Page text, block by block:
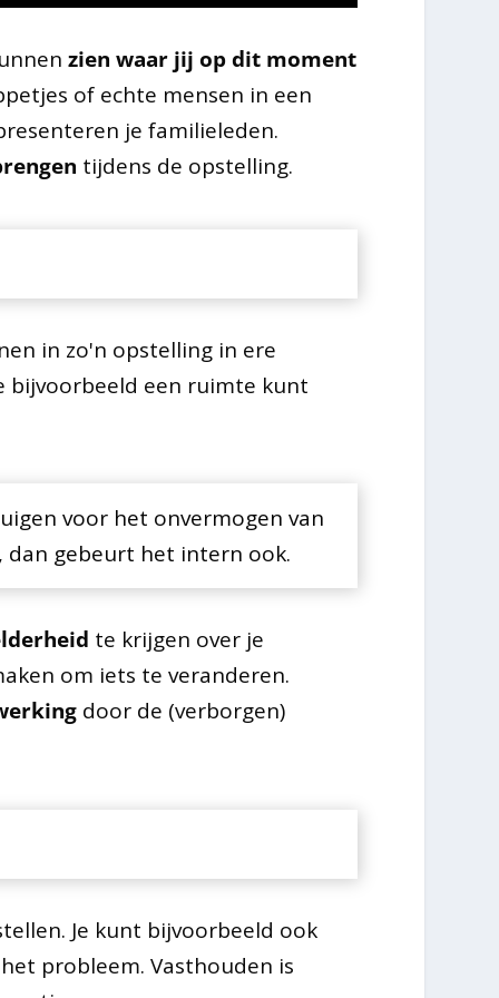
zien waar jij op dit moment
of echte mensen in een
je familieleden.
tijdens de opstelling.
in zo'n opstelling in ere
bijvoorbeeld een ruimte kunt
voor het onvermogen van
dan gebeurt het intern ook.
te krijgen over je
om iets te veranderen.
door de (verborgen)
Je kunt bijvoorbeeld ook
probleem. Vasthouden is